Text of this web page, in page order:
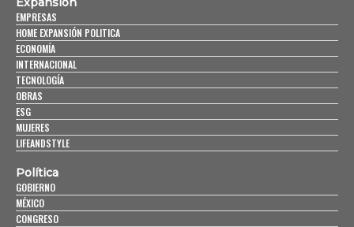
EMPRESAS
HOME EXPANSIÓN POLITICA
ECONOMÍA
INTERNACIONAL
TECNOLOGÍA
OBRAS
ESG
MUJERES
LIFEANDSTYLE
Política
GOBIERNO
MÉXICO
CONGRESO